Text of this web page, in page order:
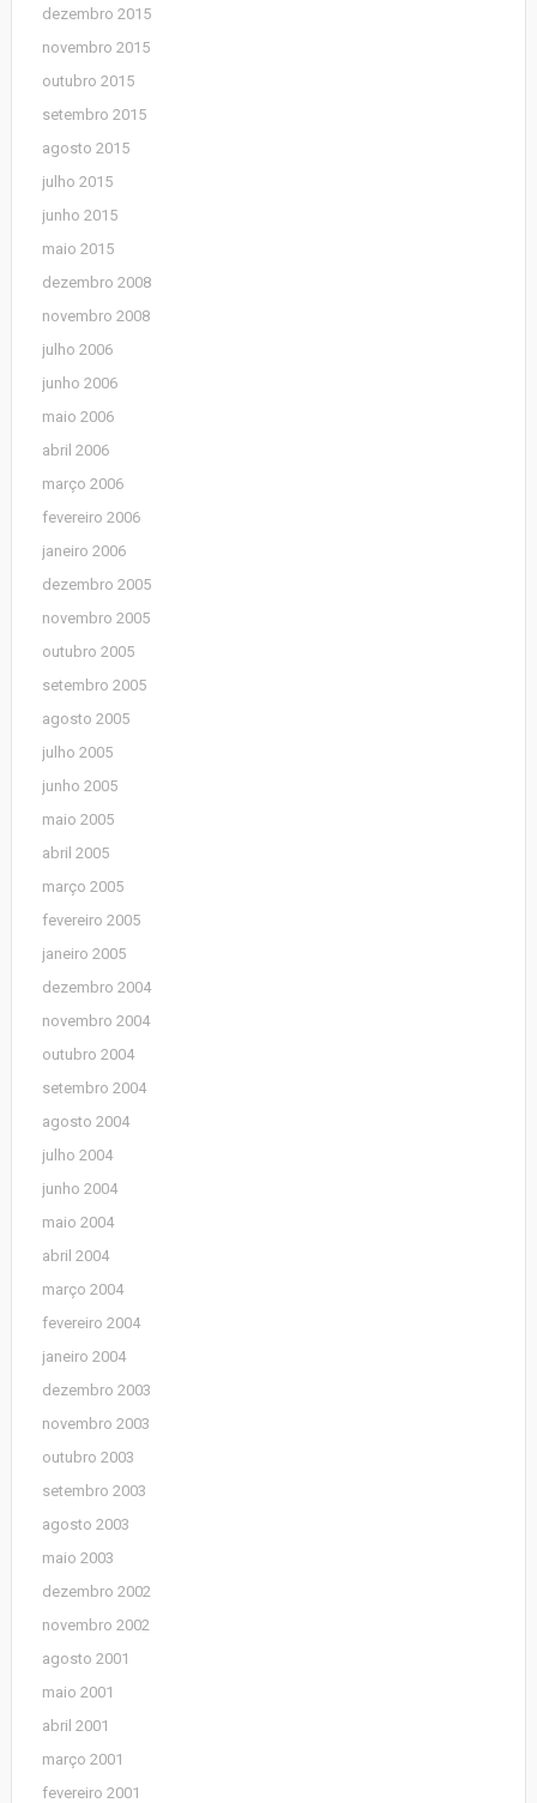
dezembro 2015
novembro 2015
outubro 2015
setembro 2015
agosto 2015
julho 2015
junho 2015
maio 2015
dezembro 2008
novembro 2008
julho 2006
junho 2006
maio 2006
abril 2006
março 2006
fevereiro 2006
janeiro 2006
dezembro 2005
novembro 2005
outubro 2005
setembro 2005
agosto 2005
julho 2005
junho 2005
maio 2005
abril 2005
março 2005
fevereiro 2005
janeiro 2005
dezembro 2004
novembro 2004
outubro 2004
setembro 2004
agosto 2004
julho 2004
junho 2004
maio 2004
abril 2004
março 2004
fevereiro 2004
janeiro 2004
dezembro 2003
novembro 2003
outubro 2003
setembro 2003
agosto 2003
maio 2003
dezembro 2002
novembro 2002
agosto 2001
maio 2001
abril 2001
março 2001
fevereiro 2001